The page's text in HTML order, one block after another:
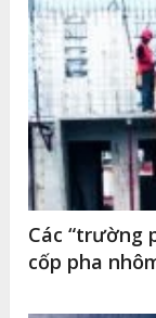
Các “trường
cốp pha